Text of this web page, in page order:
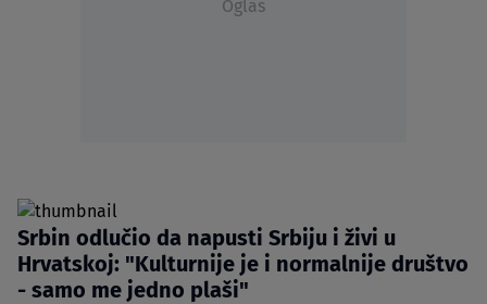
Oglas
Srbin odlučio da napusti Srbiju i živi u
Hrvatskoj: "Kulturnije je i normalnije društvo
- samo me jedno plaši"